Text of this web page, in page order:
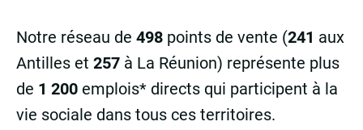
Notre réseau de 498 points de vente (241 aux
Antilles et 257 à La Réunion) représente plus
de 1 200 emplois* directs qui participent à la
vie sociale dans tous ces territoires.